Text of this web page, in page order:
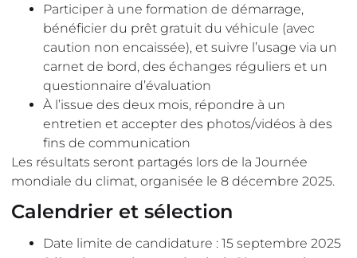
Participer à une formation de démarrage,
bénéficier du prêt gratuit du véhicule (avec
caution non encaissée), et suivre l’usage via un
carnet de bord, des échanges réguliers et un
questionnaire d’évaluation
À l’issue des deux mois, répondre à un
entretien et accepter des photos/vidéos à des
fins de communication
Les résultats seront partagés lors de la Journée
mondiale du climat, organisée le 8 décembre 2025.
Calendrier et sélection
Date limite de candidature : 15 septembre 2025